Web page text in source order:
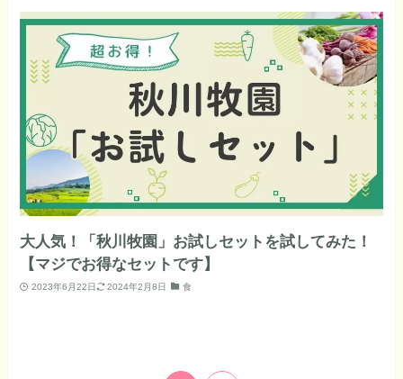
大人気！「秋川牧園」お試しセットを試してみた！
【マジでお得なセットです】
2023年6月22日 2024年2月8日 食